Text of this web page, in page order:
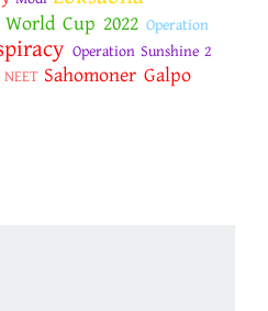
Cup 2022 Operation
Operation Sunshine 2
NEET Sahomoner Galpo